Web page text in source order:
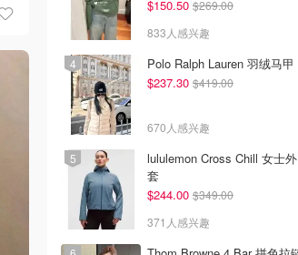
$150.50 $269.00
833人感兴趣
Polo Ralph Lauren 羽绒马甲
$237.30 $419.00
670人感兴趣
lululemon Cross Chill 女士外
套
$244.00 $349.00
371人感兴趣